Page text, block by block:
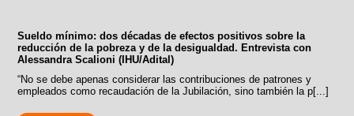
Sueldo mínimo: dos décadas de efectos positivos sobre la
reducción de la pobreza y de la desigualdad. Entrevista con
Alessandra Scalioni (IHU/Adital)
“No se debe apenas considerar las contribuciones de patrones y
empleados como recaudación de la Jubilación, sino también la p[...]